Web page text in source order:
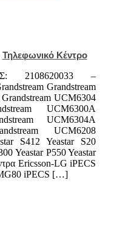
Τηλεφωνικό Κέντρο
2108620033 –
Grandstream
UCM6304
UCM6300A
UCM6304A
UCM6208
S412 Yeastar S20
Yeastar P550 Yeastar
Ericsson-LG iPECS
iPECS […]